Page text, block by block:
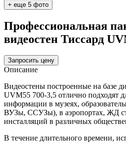
+ еще 5 фото
Профессиональная
видеостен Тиссард
Запросить цену
Описание
Видеостены построенные на базе
UVM55 700-3,5 отлично подходят
информации в музеях,
ВУЗы, ССУЗы), в аэропортах, ЖД
инсталляций в различных
В течение длительного времени,